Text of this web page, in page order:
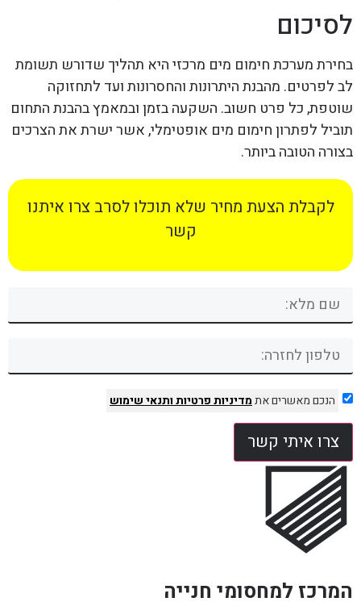
לסיכום
בחירת מערכת חימום מים מרכזי היא תהליך שדורש תשומת
לב לפרטים. מהבנת היתרונות והחסרונות ועד לתחזוקה
שוטפת, כל פרט חשוב. השקעה בזמן ובמאמץ בהבנת התחום
תוביל לפתרון חימום מים אופטימלי, אשר ישרת את הצרכים
בצורה הטובה ביותר.
לקבלת הצעת מחיר שלא תוכלו לסרב צרו איתנו
קשר
הנכם מאשרים אתמדיניות פרטיותותנאי שימוש
צרו איתי קשר
המרכז למחסומי חנייה